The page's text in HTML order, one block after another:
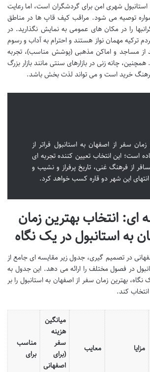
استانبول شهری امن برای گردشگران است، اما رعایت
توصیه می شود. مراقب کیف قاپ ها در مناطق
را در مکان های عمومی به نمایش نگذارید. در
ترکیه مهمان نواز هستند و احترام به آداب و رسوم
از مساجد و اماکن مذهبی (پوشش مناسب)، تجربه
چانه زنی در بازارهای سنتی مانند بازار بزرگ
فرهنگ خرید است و می تواند لذت بخش باشد.
زمان سفر از اصفهان به استانبول فراتر از
است؛ این انتخاب تعیین کننده تجربه ای
از فرهنگ غنی، تاریخ پرفراز و نشیب و
این شهر دو قاره کسب خواهد کرد.
ای: انتخاببهترین زمان
به استانبولدر یک نگاه
در تصمیم گیری، جدول زیر مقایسه ای جامع از
در فصول مختلف را ارائه می دهد. این جدول به
نگاه،بهترین زمان سفر از اصفهان به استانبول را بر
کند.
مزایا معایب
میانگین
هزینه
سفر
(برای
اصفهانی
مناسب
برای